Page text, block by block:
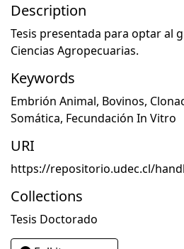
Description
Tesis presentada para optar al
Ciencias Agropecuarias.
Keywords
Embrión Animal, Bovinos,
Somática, Fecundación In Vitro
URI
https://repositorio.udec.cl/
Collections
Tesis Doctorado